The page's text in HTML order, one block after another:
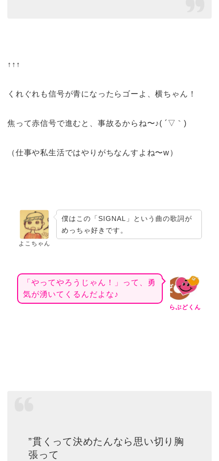
↑↑↑
くれぐれも信号が青になったらゴーよ、横ちゃん！
焦って赤信号で進むと、事故るからね〜♪( ´▽｀)
（仕事や私生活ではやりがちなんすよね〜w）
よこちゃん
僕はこの「SIGNAL」という曲の歌詞が
めっちゃ好きです。
らぶどくん
「やってやろうじゃん！」って、勇
気が湧いてくるんだよな♪
”貫くって決めたんなら思い切り胸
張って